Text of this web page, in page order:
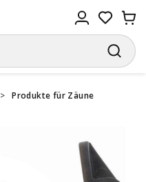
> Produkte für Zäune